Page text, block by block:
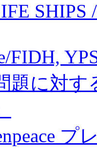
FIDH,
題に対す